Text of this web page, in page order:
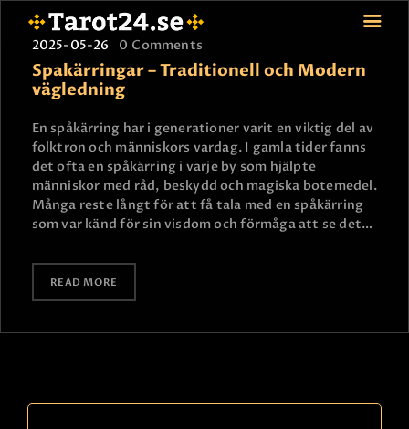
HEM
ASTROLOGI
STJÄRNTECKEN
TAROT
SPÅDAM-SIERSKA
BLOGG
JOBBA SOM SPÅDAM
FAQ
2025-05-26 0 Comments
Spakärringar – Traditionell och Modern
vägledning
En spåkärring har i generationer varit en viktig del av
folktron och människors vardag. I gamla tider fanns
det ofta en spåkärring i varje by som hjälpte
människor med råd, beskydd och magiska botemedel.
Många reste långt för att få tala med en spåkärring
som var känd för sin visdom och förmåga att se det…
READ MORE